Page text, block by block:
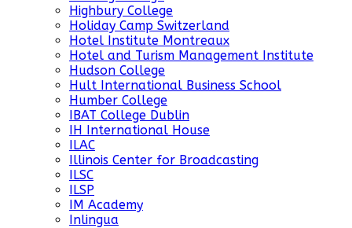
Highbury College
Holiday Camp Switzerland
Hotel Institute Montreaux
Hotel and Turism Management Institute
Hudson College
Hult International Business School
Humber College
IBAT College Dublin
IH International House
ILAC
Illinois Center for Broadcasting
ILSC
ILSP
IM Academy
Inlingua